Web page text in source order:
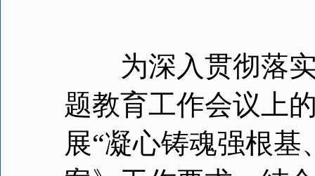
为深入贯彻落实
题教育工作会议上
展“凝心铸魂强根